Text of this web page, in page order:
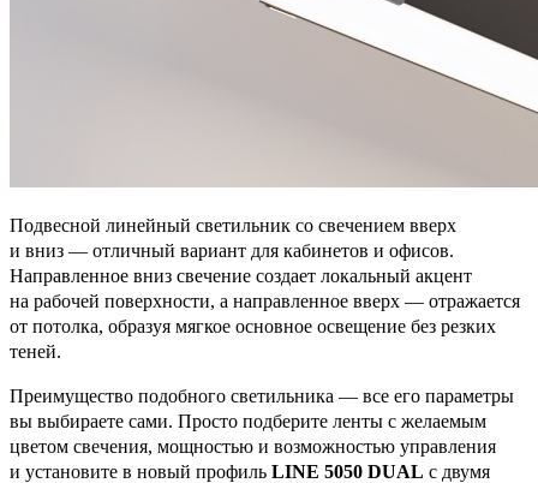
Подвесной линейный светильник со свечением вверх
и вниз — отличный вариант для кабинетов и офисов.
Направленное вниз свечение создает локальный акцент
на рабочей поверхности, а направленное вверх — отражается
от потолка, образуя мягкое основное освещение без резких
теней.
Преимущество подобного светильника — все его параметры
вы выбираете сами. Просто подберите ленты с желаемым
цветом свечения, мощностью и возможностью управления
и установите в новый профиль LINE 5050 DUAL с двумя